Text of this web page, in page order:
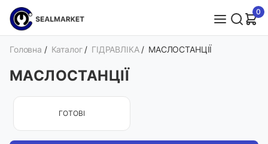
0
Головна / Каталог / ГІДРАВЛІКА / МАСЛОСТАНЦІЇ
МАСЛОСТАНЦІЇ
ГОТОВІ